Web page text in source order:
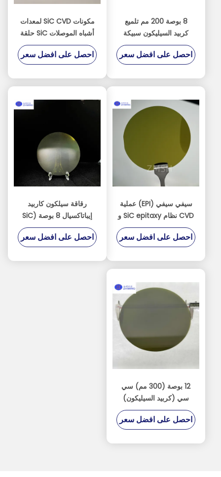
8 بوصة 200 مم تلميع
كربيد السيليكون سبيكة
الركيزة سيك رقاقة أشباه
الموصلات
احصل على افضل سعر
مكونات SiC CVD لمعدات
أشباه الموصلات SiC حلقة
SiC SiC الكترود الجاف
الحفر
احصل على افضل سعر
سيفي سيفي (EPI) عملية
CVD نظام SiC epitaxy و
MOCVD
احصل على افضل سعر
رقاقة سيلكون كاربيد
إيباتاكسيال 8 بوصة (SiC
Epi Wafer)
احصل على افضل سعر
12 بوصة (300 مم) سي
سي (كربيد السيليكون)
احصل على افضل سعر